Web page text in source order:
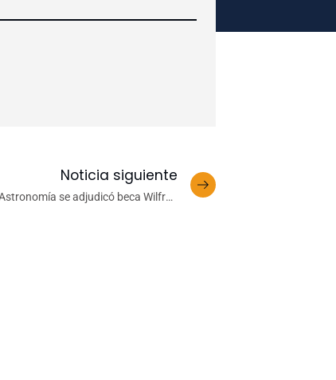
Noticia siguiente
se adjudicó beca Wilfred